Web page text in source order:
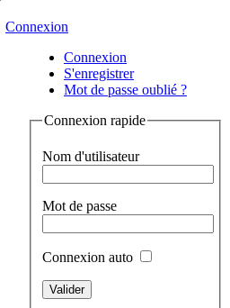
Connexion
Connexion
S'enregistrer
Mot de passe oublié ?
Connexion rapide
Nom d'utilisateur
Mot de passe
Connexion auto